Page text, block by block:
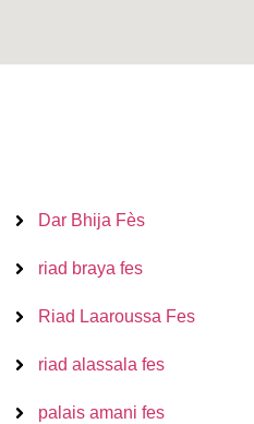
Dar Bhija Fès
riad braya fes
Riad Laaroussa Fes
riad alassala fes
palais amani fes